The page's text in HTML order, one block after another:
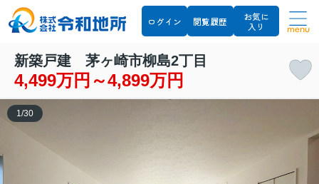
ログイン 閲覧履歴
お気に
入り
menu
新築戸建 茅ヶ崎市柳島2丁目
4,499万円～4,899万円
1 /30